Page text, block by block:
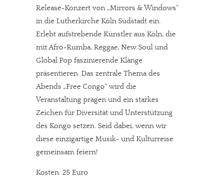
Release-Konzert von „Mirrors & Windows“
in die Lutherkirche Köln Südstadt ein.
Erlebt aufstrebende Künstler aus Köln, die
mit Afro-Rumba, Reggae, New Soul und
Global Pop faszinierende Klänge
präsentieren. Das zentrale Thema des
Abends „Free Congo“ wird die
Veranstaltung prägen und ein starkes
Zeichen für Diversität und Unterstützung
des Kongo setzen. Seid dabei, wenn wir
diese einzigartige Musik- und Kulturreise
gemeinsam feiern!
Kosten: 25 Euro